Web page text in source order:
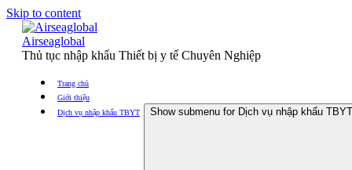
Skip to content
Airseaglobal
Thủ tục nhập khẩu Thiết bị y tế Chuyên Nghiệp
Trang chủ
Giới thiệu
Dịch vụ nhập khẩu TBYT
Show submenu for Dịch vụ nhập khẩu TBYT